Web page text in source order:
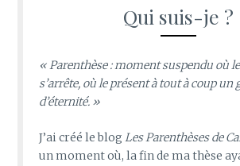
Qui suis-je ?
« Parenthèse : moment suspendu où
s’arrête, où le présent à tout à coup un
d’éternité. »
J’ai créé le blogLes Parenthèses de
un moment où, la fin de ma thèse